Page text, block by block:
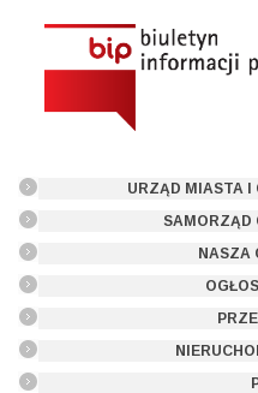
URZĄD MIASTA I
SAMORZĄD
NASZA